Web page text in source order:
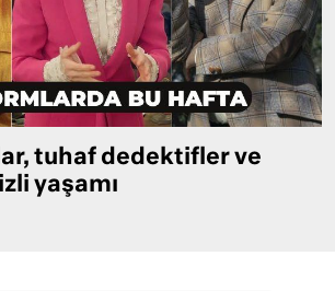
tuhaf dedektifler ve
yaşamı